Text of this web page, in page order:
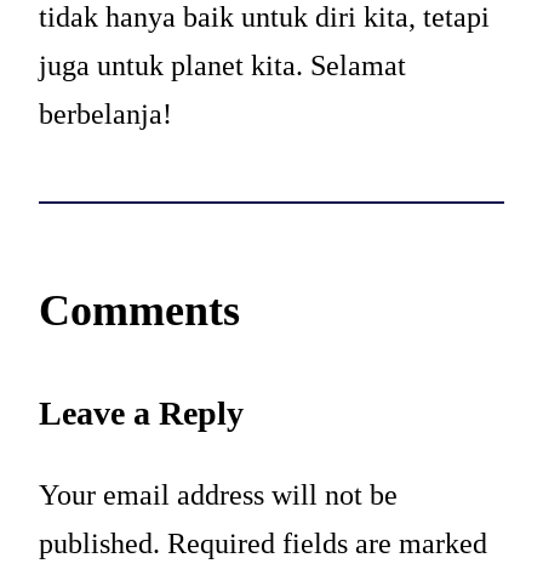
tidak hanya baik untuk diri kita, tetapi
juga untuk planet kita. Selamat
berbelanja!
Comments
Leave a Reply
Your email address will not be
published. Required fields are marked